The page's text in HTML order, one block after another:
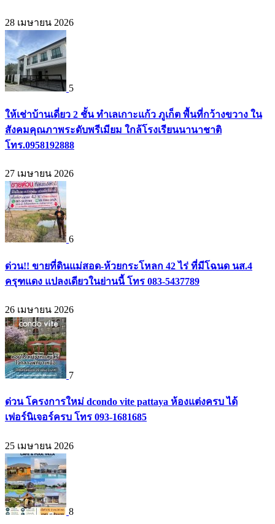
28 เมษายน 2026
5
ให้เช่าบ้านเดี่ยว 2 ชั้น ทำเลเกาะแก้ว ภูเก็ต พื้นที่กว้างขวาง ใน
สังคมคุณภาพระดับพรีเมียม ใกล้โรงเรียนนานาชาติ
โทร.0958192888
27 เมษายน 2026
6
ด่วน!! ขายที่ดินแม่สอด-ห้วยกระโหลก 42 ไร่ ที่มีโฉนด นส.4
ครุฑแดง แปลงเดียวในย่านนี้ โทร 083-5437789
26 เมษายน 2026
7
ด่วน โครงการใหม่ dcondo vite pattaya ห้องแต่งครบ ได้
เฟอร์นิเจอร์ครบ โทร 093-1681685
25 เมษายน 2026
8